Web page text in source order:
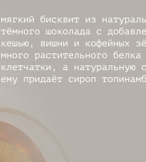
мягкий бисквит из
тёмного шоколада с
кешью, вишни и кофейных
много растительного белка
клетчатки, а натуральную
ему придаёт сироп